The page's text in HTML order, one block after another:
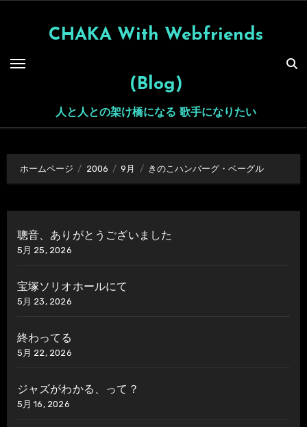
CHAKA With Webfriends
(Blog)
人と人との架け橋になる 歌手になりたい
ホームページ 2006 9月 きのこハンバーグ・ベーグル
聰音、ありがとうございました
5月 25, 2026
宝塚ソリオホールにて
5月 23, 2026
終わってる
5月 22, 2026
ジャズがわかる、って？
5月 16, 2026